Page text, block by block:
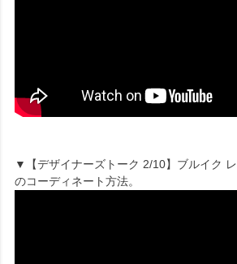
▼【デザイナーズトーク 2/10】ブルイク
のコーディネート方法。